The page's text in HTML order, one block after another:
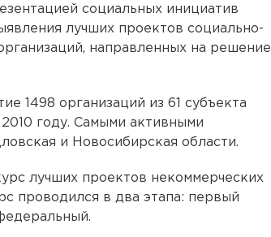
социальных инициатив
лучших проектов социально-
направленных на решение
1498 организаций из 61 субъекта
году. Самыми активными
и Новосибирская области.
лучших проектов некоммерческих
проводился в два этапа: первый